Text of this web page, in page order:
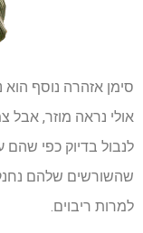
סימן אזהרה נוסף
אולי נראה מוזר, אבל
לנבול בדיוק כפי
שהשורשים שלהם
למרות ריבוים.